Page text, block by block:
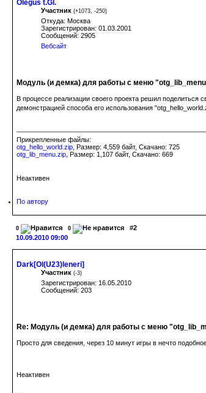
Olegus t.Gl.
Участник (+1073, -250)
Откуда: Москва
Зарегистрирован: 01.03.2001
Сообщений: 2905
Вебсайт
Модуль (и демка) для работы с меню
В процессе реализации своего проекта решил
демонстрацией способа его использования
Прикрепленные файлы:
otg_hello_world.zip, Размер: 4,559 байт, Скачано: 725
otg_lib_menu.zip, Размер: 1,107 байт, Скачано: 669
Неактивен
По автору
0 0
#2
10.09.2010 09:00
Dark[Ol(U23)leneri]
Участник (-3)
Зарегистрирован: 16.05.2010
Сообщений: 203
Re: Модуль (и демка) для работы с меню
Просто для сведения, через 10 минут игры в нечто
Неактивен